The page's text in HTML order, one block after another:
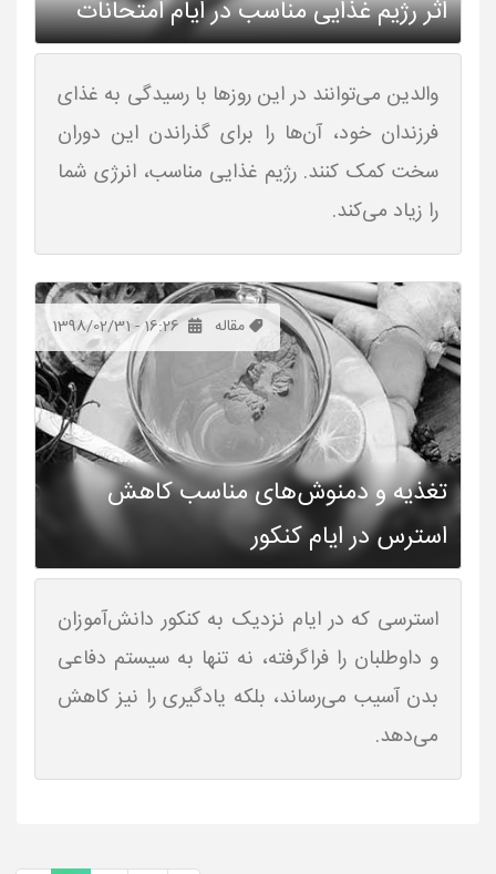
اثر رژیم غذایی مناسب در ایام امتحانات
والدین می‌توانند در این روزها با رسیدگی به غذای
فرزندان خود، آن‌ها را برای گذراندن این دوران
سخت کمک کنند. رژیم غذایی مناسب، انرژی شما
را زیاد می‌کند.
تغذیه و دمنوش‌های مناسب کاهش
استرس در ایام کنکور
مقاله 1398/02/31 - 16:26
استرسی که در ایام نزدیک به کنکور دانش‌آموزان
و داوطلبان را فراگرفته، نه تنها به سیستم دفاعی
بدن آسیب می‌رساند، بلکه یادگیری را نیز کاهش
می‌دهد.